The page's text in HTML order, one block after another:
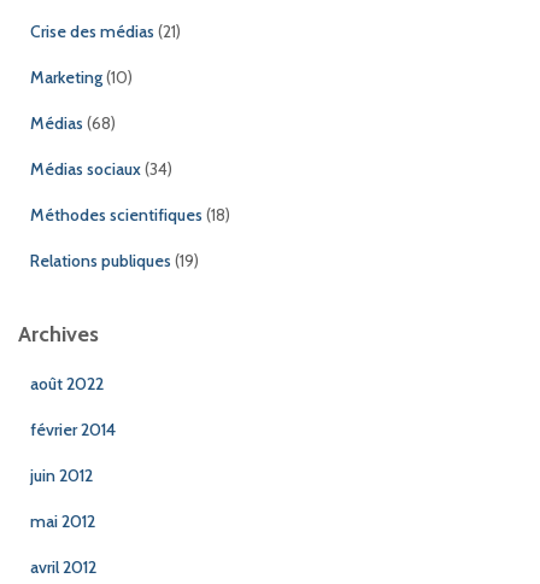
Crise des médias (21)
Marketing(10)
Médias (68)
Médias sociaux(34)
Méthodes scientifiques (18)
Relations publiques (19)
Archives
août 2022
février 2014
juin 2012
mai 2012
avril 2012